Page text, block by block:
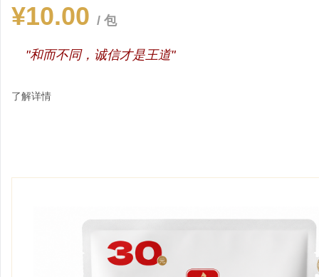
¥10.00 / 包
"和而不同，诚信才是王道"
了解详情